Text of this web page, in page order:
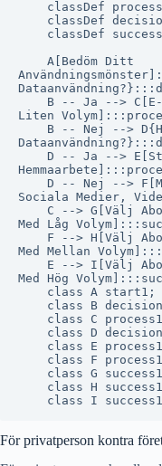
classDef
classDef
classDef
    A[Bedöm Ditt
B -- Ja -->
Liten
B -- Nej -->
D -- Ja -->
D -- Nej -->
Sociala Medier,
C --> G[Välj
Med Låg
F --> H[Välj
Med Mellan
E --> I[Välj
Med Hög
    class A start1;
class B
class C
class D
class E
class F
class G
class H
För privatperson kontra